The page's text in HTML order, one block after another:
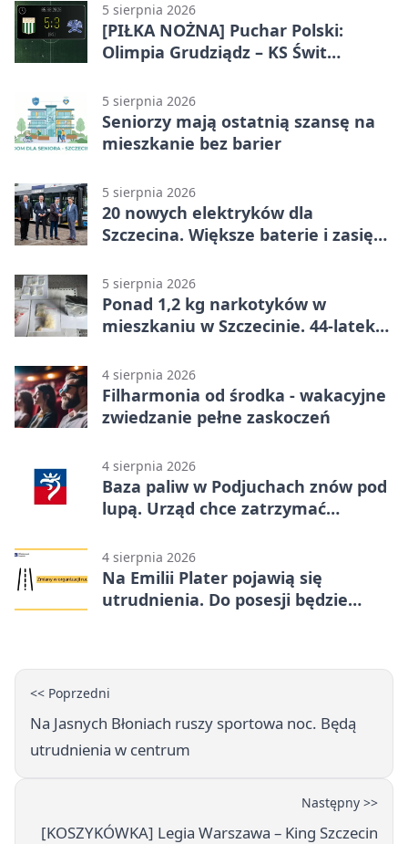
5 sierpnia 2026
[PIŁKA NOŻNA] Puchar Polski:
Olimpia Grudziądz – KS Świt
stracił dwubramkowe prowadzenie
5 sierpnia 2026
Seniorzy mają ostatnią szansę na
mieszkanie bez barier
5 sierpnia 2026
20 nowych elektryków dla
Szczecina. Większe baterie i zasięg
5 sierpnia 2026
Ponad 1,2 kg narkotyków w
mieszkaniu w Szczecinie. 44-latek
4 sierpnia 2026
Filharmonia od środka - wakacyjne
zwiedzanie pełne zaskoczeń
4 sierpnia 2026
Baza paliw w Podjuchach znów pod
lupą. Urząd chce zatrzymać
4 sierpnia 2026
Na Emilii Plater pojawią się
utrudnienia. Do posesji będzie
<< Poprzedni
Na Jasnych Błoniach ruszy sportowa noc. Będą
utrudnienia w centrum
Następny >>
[KOSZYKÓWKA] Legia Warszawa – King Szczecin